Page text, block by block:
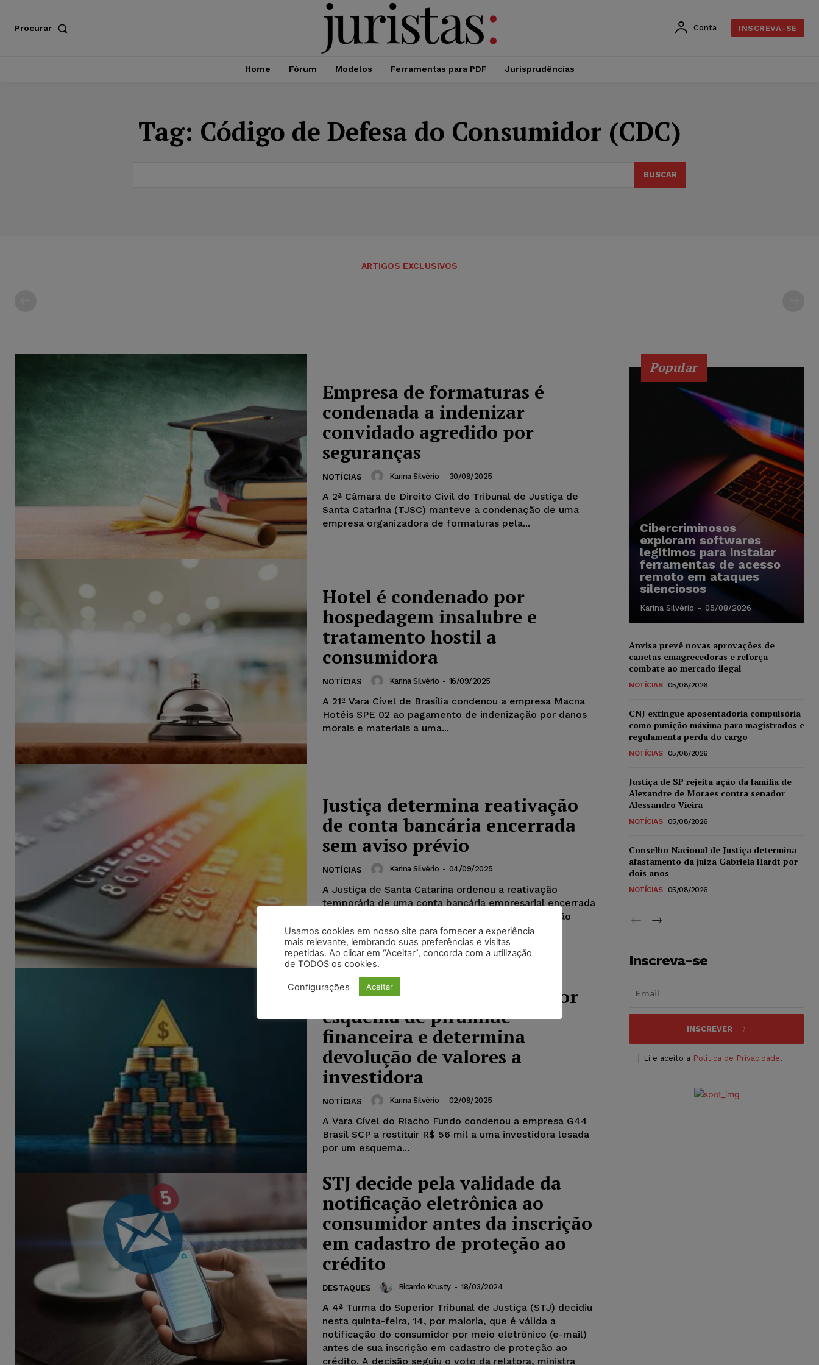
Procurar Conta INSCREVA-SE
Home Fórum Modelos Ferramentas para PDF Jurisprudências
Tag: Código de Defesa do Consumidor (CDC)
BUSCAR
ARTIGOS EXCLUSIVOS
Empresa de formaturas é
condenada a indenizar
convidado agredido por
seguranças
NOTÍCIAS Karina Silvério - 30/09/2025
A 2ª Câmara de Direito Civil do Tribunal de Justiça de
Santa Catarina (TJSC) manteve a condenação de uma
empresa organizadora de formaturas pela...
Hotel é condenado por
hospedagem insalubre e
tratamento hostil a
consumidora
NOTÍCIAS Karina Silvério - 16/09/2025
A 21ª Vara Cível de Brasília condenou a empresa Macna
Hotéis SPE 02 ao pagamento de indenização por danos
morais e materiais a uma...
Justiça determina reativação
de conta bancária encerrada
sem aviso prévio
NOTÍCIAS Karina Silvério - 04/09/2025
A Justiça de Santa Catarina ordenou a reativação
temporária de uma conta bancária empresarial encerrada
unilateralmente e sem notificação prévia. A decisão
liminar foi...
Justiça condena empresa por
esquema de pirâmide
financeira e determina
devolução de valores a
investidora
NOTÍCIAS Karina Silvério - 02/09/2025
A Vara Cível do Riacho Fundo condenou a empresa G44
Brasil SCP a restituir R$ 56 mil a uma investidora lesada
por um esquema...
STJ decide pela validade da
notificação eletrônica ao
consumidor antes da inscrição
em cadastro de proteção ao
crédito
DESTAQUES Ricardo Krusty - 18/03/2024
A 4ª Turma do Superior Tribunal de Justiça (STJ) decidiu
nesta quinta-feira, 14, por maioria, que é válida a
notificação do consumidor por meio eletrônico (e-mail)
antes de sua inscrição em cadastro de proteção ao
crédito. A decisão seguiu o voto da relatora, ministra
Popular
Cibercriminosos
exploram softwares
legítimos para instalar
ferramentas de acesso
remoto em ataques
silenciosos
Karina Silvério - 05/08/2026
Anvisa prevê novas aprovações de
canetas emagrecedoras e reforça
combate ao mercado ilegal
NOTÍCIAS 05/08/2026
CNJ extingue aposentadoria compulsória
como punição máxima para magistrados e
regulamenta perda do cargo
NOTÍCIAS 05/08/2026
Justiça de SP rejeita ação da família de
Alexandre de Moraes contra senador
Alessandro Vieira
NOTÍCIAS 05/08/2026
Conselho Nacional de Justiça determina
afastamento da juíza Gabriela Hardt por
dois anos
NOTÍCIAS 05/08/2026
Inscreva-se
INSCREVER
Li e aceito a Política de Privacidade.
Usamos cookies em nosso site para fornecer a experiência
mais relevante, lembrando suas preferências e visitas
repetidas. Ao clicar em “Aceitar”, concorda com a utilização
de TODOS os cookies.
Configurações Aceitar